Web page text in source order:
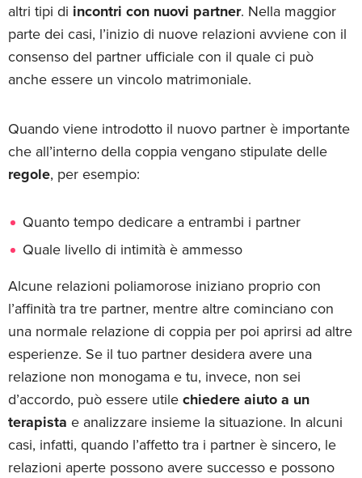
altri tipi di incontri con nuovi partner. Nella maggior
parte dei casi, l’inizio di nuove relazioni avviene con il
consenso del partner ufficiale con il quale ci può
anche essere un vincolo matrimoniale.
Quando viene introdotto il nuovo partner è importante
che all’interno della coppia vengano stipulate delle
regole, per esempio:
Quanto tempo dedicare a entrambi i partner
Quale livello di intimità è ammesso
Alcune relazioni poliamorose iniziano proprio con
l’affinità tra tre partner, mentre altre cominciano con
una normale relazione di coppia per poi aprirsi ad altre
esperienze. Se il tuo partner desidera avere una
relazione non monogama e tu, invece, non sei
d’accordo, può essere utile chiedere aiuto a un
terapista e analizzare insieme la situazione. In alcuni
casi, infatti, quando l’affetto tra i partner è sincero, le
relazioni aperte possono avere successo e possono